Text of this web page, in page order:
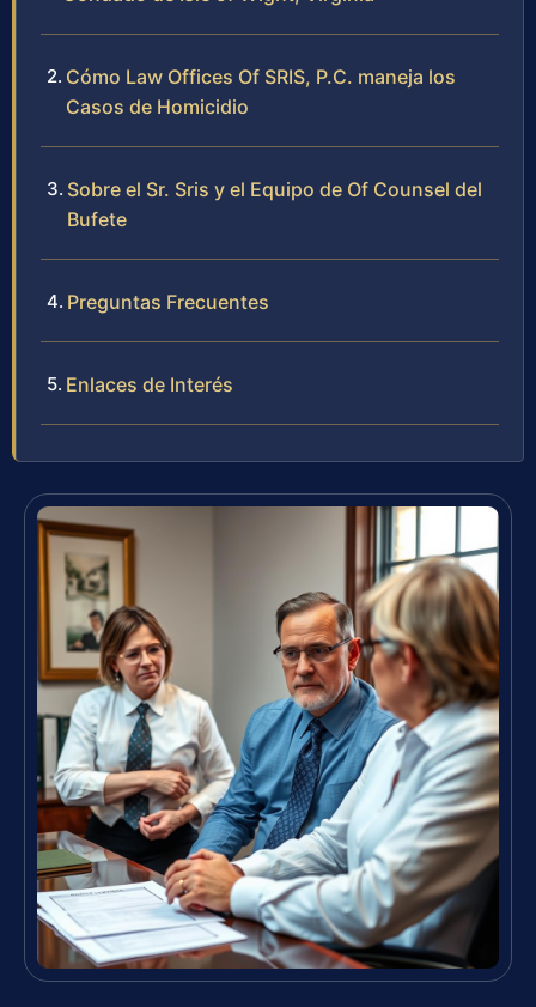
Cómo Law Offices Of SRIS, P.C. maneja los
Casos de Homicidio
Sobre el Sr. Sris y el Equipo de Of Counsel del
Bufete
Preguntas Frecuentes
Enlaces de Interés